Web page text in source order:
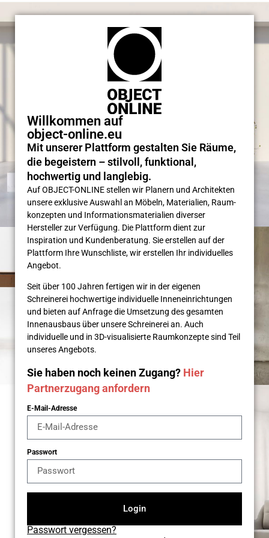
Willkommen auf
object-online.eu
Mit unserer Plattform gestalten Sie Räume,
die begeistern – stilvoll, funktional,
hochwertig und langlebig.
Auf OBJECT-ONLINE stellen wir Planern und Architekten
unsere exklusive Auswahl an Möbeln, Materialien, Raum­
konzepten und Informations­materialien diverser
Hersteller zur Verfügung. Die Plattform dient zur
Inspiration und Kunden­beratung. Sie erstellen auf der
Plattform Ihre Wunsch­liste, wir erstellen Ihr individuelles
Angebot.
Seit über 100 Jahren fertigen wir in der eigenen
Schreinerei hochwertige individuelle Inneneinrichtungen
und bieten auf Anfrage die Umsetzung des gesamten
Innenausbaus über unsere Schreinerei an. Auch
individuelle und in 3D-visualisierte Raumkonzepte sind Teil
unseres Angebots.
Sie haben noch keinen Zugang? Hier
Partnerzugang anfordern
E-Mail-Adresse
Passwort
Login
Passwort vergessen?